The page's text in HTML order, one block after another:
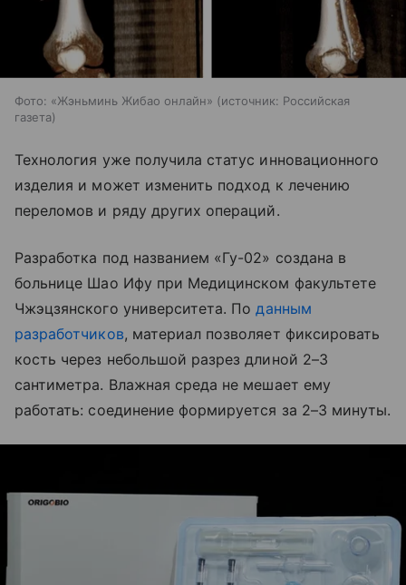
Фото: «Жэньминь Жибао онлайн» источник: Российская
газета
Технология уже получила статус инновационного
изделия и может изменить подход к лечению
переломов и ряду других операций.
Разработка под названием «Гу-02» создана в
больнице Шао Ифу при Медицинском факультете
Чжэцзянского университета. Поданным
разработчиков, материал позволяет фиксировать
кость через небольшой разрез длиной 2–3
сантиметра. Влажная среда не мешает ему
работать: соединение формируется за 2–3 минуты.